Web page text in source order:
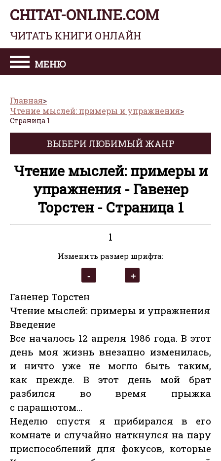
CHITAT-ONLINE.COM
ЧИТАТЬ КНИГИ ОНЛАЙН
МЕНЮ
Главная
Чтение мыслей: примеры и упражнения
Страница 1
ВЫБЕРИ ЛЮБИМЫЙ ЖАНР
Чтение мыслей: примеры и
упражнения - Гавенер
Торстен - Страница 1
1
Изменить размер шрифта:
Ганенер Торстен
Чтение мыслей: примеры и упражнения
Введение
Все началось 12 апреля 1986 года. В этот
день моя жизнь внезапно изменилась,
и ничто уже не могло быть таким,
как прежде. В этот день мой брат
разбился во время прыжка
с парашютом…
Неделю спустя я прибирался в его
комнате и случайно наткнулся на пару
приспособлений для фокусов, которые